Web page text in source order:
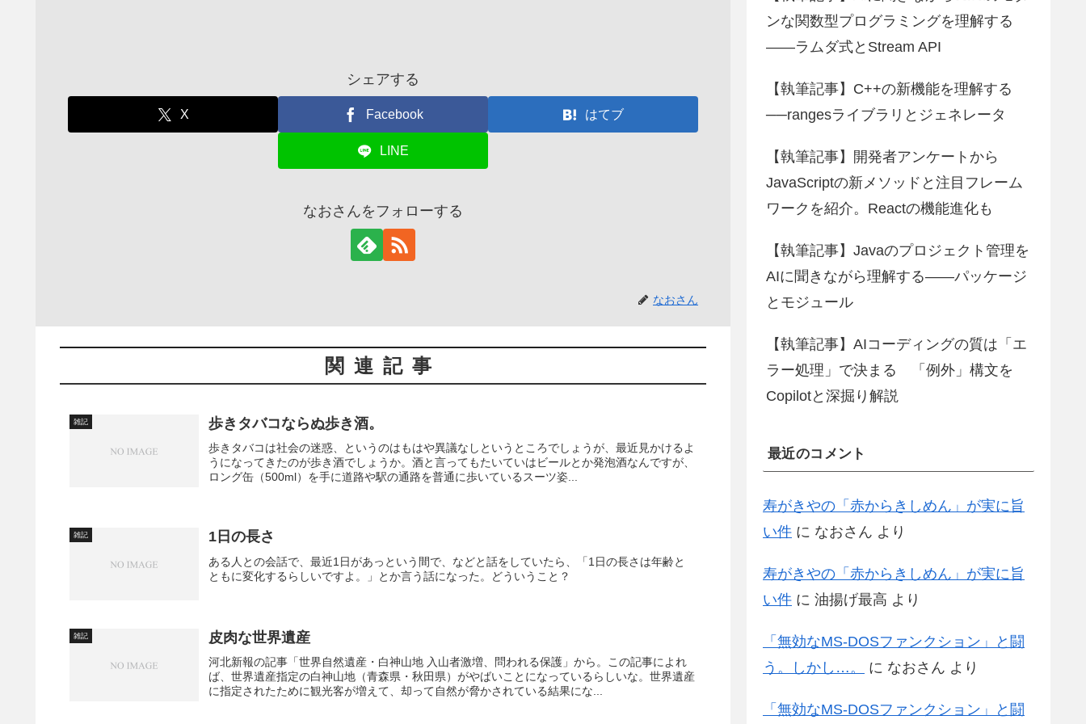
シェアする
X Facebook はてブ
LINE
なおさんをフォローする
なおさん
関連記事
雑記 歩きタバコならぬ歩き酒。
歩きタバコは社会の迷惑、というのはもはや異議なしというところでしょうが、最近見かけるよ
うになってきたのが歩き酒でしょうか。酒と言ってもたいていはビールとか発泡酒なんですが、
ロング缶（500ml）を手に道路や駅の通路を普通に歩いているスーツ姿...
雑記 1日の長さ
ある人との会話で、最近1日があっという間で、などと話をしていたら、「1日の長さは年齢と
ともに変化するらしいですよ。」とか言う話になった。どういうこと？
雑記 皮肉な世界遺産
河北新報の記事「世界自然遺産・白神山地 入山者激増、問われる保護」から。この記事によれ
ば、世界遺産指定の白神山地（青森県・秋田県）がやばいことになっているらしいな。世界遺産
に指定されたために観光客が増えて、却って自然が脅かされている結果にな...
ンな関数型プログラミングを理解する
――ラムダ式とStream API
【執筆記事】C++の新機能を理解する
──rangesライブラリとジェネレータ
【執筆記事】開発者アンケートから
JavaScriptの新メソッドと注目フレーム
ワークを紹介。Reactの機能進化も
【執筆記事】Javaのプロジェクト管理を
AIに聞きながら理解する――パッケージ
とモジュール
【執筆記事】AIコーディングの質は「エ
ラー処理」で決まる 「例外」構文を
Copilotと深掘り解説
最近のコメント
寿がきやの「赤からきしめん」が実に旨
い件 に なおさん より
寿がきやの「赤からきしめん」が実に旨
い件 に 油揚げ最高 より
「無効なMS-DOSファンクション」と闘
う。しかし…。
に なおさん より
「無効なMS-DOSファンクション」と闘